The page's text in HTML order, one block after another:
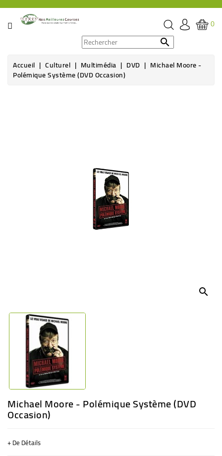
CATÉGORIE
ÉPICERIE
0

Accueil Culturel Multimédia DVD Michael Moore -
Polémique Système (DVD Occasion)
search
Michael Moore - Polémique Système (DVD
Occasion)
+ De Détails